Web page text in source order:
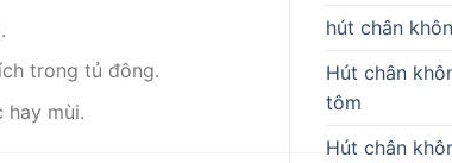
trong tủ đông.
hay mùi.
hút chân
Hút chân
tôm
Hút chân